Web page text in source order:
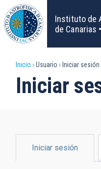
Pasar
al
contenido
principal
Instituto de
de Canarias
Sobrescribir
enlaces
ayuda
a
Inicio Usuario Iniciar sesión
Iniciar
PRINCIPALES
Iniciar sesión